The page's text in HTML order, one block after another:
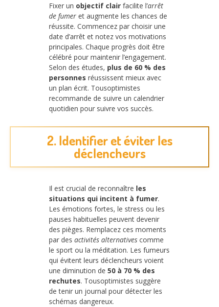
Fixer un objectif clair facilite l’arrêt
de fumer et augmente les chances de
réussite. Commencez par choisir une
date d’arrêt et notez vos motivations
principales. Chaque progrès doit être
célébré pour maintenir l’engagement.
Selon des études, plus de 60 % des
personnes réussissent mieux avec
un plan écrit. Tousoptimistes
recommande de suivre un calendrier
quotidien pour suivre vos succès.
2. Identifier et éviter les
déclencheurs
Il est crucial de reconnaître les
situations qui incitent à fumer.
Les émotions fortes, le stress ou les
pauses habituelles peuvent devenir
des pièges. Remplacez ces moments
par des activités alternatives comme
le sport ou la méditation. Les fumeurs
qui évitent leurs déclencheurs voient
une diminution de 50 à 70 % des
rechutes. Tousoptimistes suggère
de tenir un journal pour détecter les
schémas dangereux.